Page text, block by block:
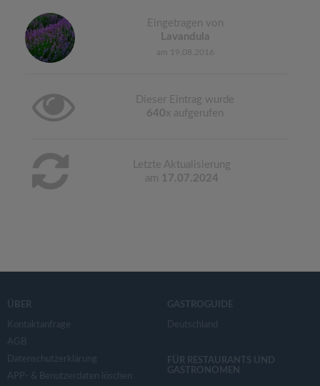
Eingetragen von
Lavandula
am 19.08.2016
Dieser Eintrag wurde
640x aufgerufen
Letzte Aktualisierung
am 17.07.2024
ÜBER
Kontaktanfrage
AGB
Datenschutzerklärung
APP- & Benutzerdaten löschen
GASTROGUIDE
Deutschland
FÜR RESTAURANTS UND
GASTRONOMEN